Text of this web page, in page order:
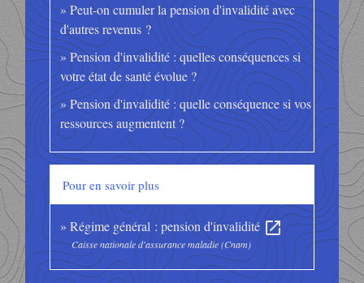
Peut-on cumuler la pension d'invalidité avec
d'autres revenus ?
Pension d'invalidité : quelles conséquences si
votre état de santé évolue ?
Pension d'invalidité : quelle conséquence si vos
ressources augmentent ?
Pour en savoir plus
Régime général : pension d'invaliditéopen_in_new
Caisse nationale d'assurance maladie (Cnam)